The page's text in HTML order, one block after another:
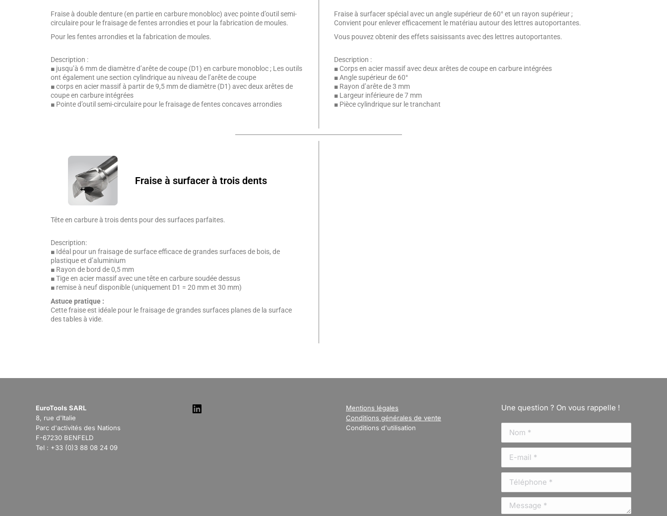
Fraise à double denture (en partie en carbure monobloc) avec pointe d’outil semi-
circulaire pour le fraisage de fentes arrondies et pour la fabrication de moules.
Pour les fentes arrondies et la fabrication de moules.
Description :
■ jusqu’à 6 mm de diamètre d’arête de coupe (D1) en carbure monobloc ; Les outils
ont également une section cylindrique au niveau de l’arête de coupe
■ corps en acier massif à partir de 9,5 mm de diamètre (D1) avec deux arêtes de
coupe en carbure intégrées
■ Pointe d’outil semi-circulaire pour le fraisage de fentes concaves arrondies
Fraise à surfacer spécial avec un angle supérieur de 60° et un rayon supérieur ;
Convient pour enlever efficacement le matériau autour des lettres autoportantes.
Vous pouvez obtenir des effets saisissants avec des lettres autoportantes.
Description :
■ Corps en acier massif avec deux arêtes de coupe en carbure intégrées
■ Angle supérieur de 60°
■ Rayon d’arête de 3 mm
■ Largeur inférieure de 7 mm
■ Pièce cylindrique sur le tranchant
Fraise à surfacer à trois dents
Tête en carbure à trois dents pour des surfaces parfaites.
Description:
■ Idéal pour un fraisage de surface efficace de grandes surfaces de bois, de
plastique et d’aluminium
■ Rayon de bord de 0,5 mm
■ Tige en acier massif avec une tête en carbure soudée dessus
■ remise à neuf disponible (uniquement D1 = 20 mm et 30 mm)
Astuce pratique :
Cette fraise est idéale pour le fraisage de grandes surfaces planes de la surface
des tables à vide.
EuroTools SARL
8, rue d'Italie
Parc d'activités des Nations
F-67230 BENFELD
Tel : +33 (0)3 88 08 24 09
Mentions légales
Conditions générales de vente
Conditions d'utilisation
Une question ? On vous rappelle !
Message *